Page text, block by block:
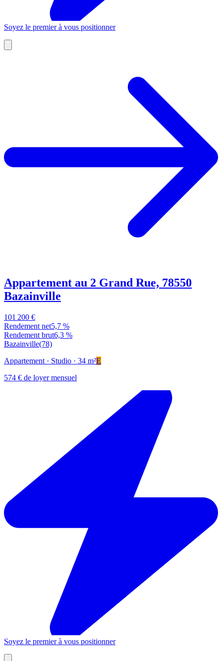
Soyez le premier à vous positionner
Appartement au 2 Grand Rue, 78550
Bazainville
101 200 €
Rendement net5,7 %
Rendement brut6,3 %
Bazainville(78)
Appartement · Studio · 34 m²E
574 € de loyer mensuel
Soyez le premier à vous positionner